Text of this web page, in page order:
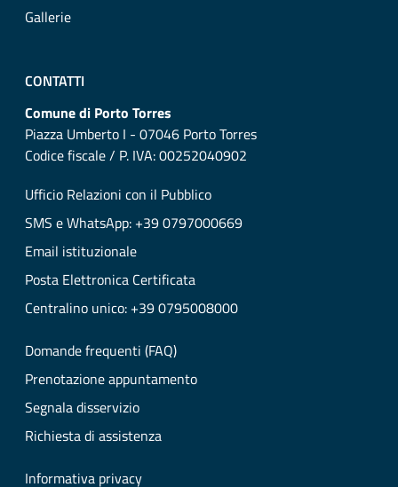
Gallerie
CONTATTI
Comune di Porto Torres
Piazza Umberto I - 07046 Porto Torres
Codice fiscale / P. IVA: 00252040902
Ufficio Relazioni con il Pubblico
SMS e WhatsApp: +39 0797000669
Email istituzionale
Posta Elettronica Certificata
Centralino unico: +39 0795008000
Domande frequenti (FAQ)
Prenotazione appuntamento
Segnala disservizio
Richiesta di assistenza
Informativa privacy